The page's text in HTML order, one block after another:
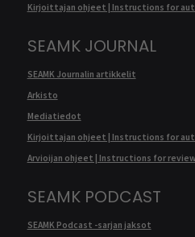
Kirjoittajan ohjeet | Instructions for
SEAMK JOURNAL
SEAMK Journalin artikkelit
Arkisto
Mediatiedot
Kirjoittajan ohjeet | Instructions for
Arvioijan ohjeet | Instructions for
SEAMK PODCAST
SEAMK Podcast -sarjan jaksot